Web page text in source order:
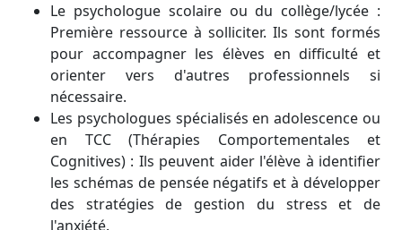
Le psychologue scolaire ou du collège/lycée :
Première ressource à solliciter. Ils sont formés
pour accompagner les élèves en difficulté et
orienter vers d'autres professionnels si
nécessaire.
Les psychologues spécialisés en adolescence ou
en TCC (Thérapies Comportementales et
Cognitives) : Ils peuvent aider l'élève à identifier
les schémas de pensée négatifs et à développer
des stratégies de gestion du stress et de
l'anxiété.